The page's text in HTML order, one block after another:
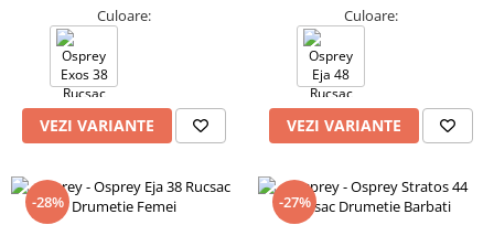
Culoare:
VEZI VARIANTE
Culoare:
VEZI VARIANTE
-28% -27%